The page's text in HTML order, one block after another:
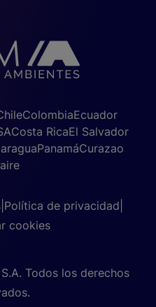
ColombiaEcuador
Costa RicaEl Salvador
PanamáCurazao
Política de privacidad
cookies
Todos los derechos